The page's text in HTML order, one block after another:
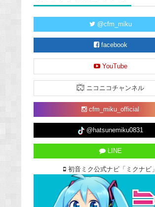
@cfm_miku
facebook
YouTube
ニコニコチャンネル
cfm_miku_official
@hatsunemiku0831
LINE
初音ミク公式ナビ「ミクナビ」